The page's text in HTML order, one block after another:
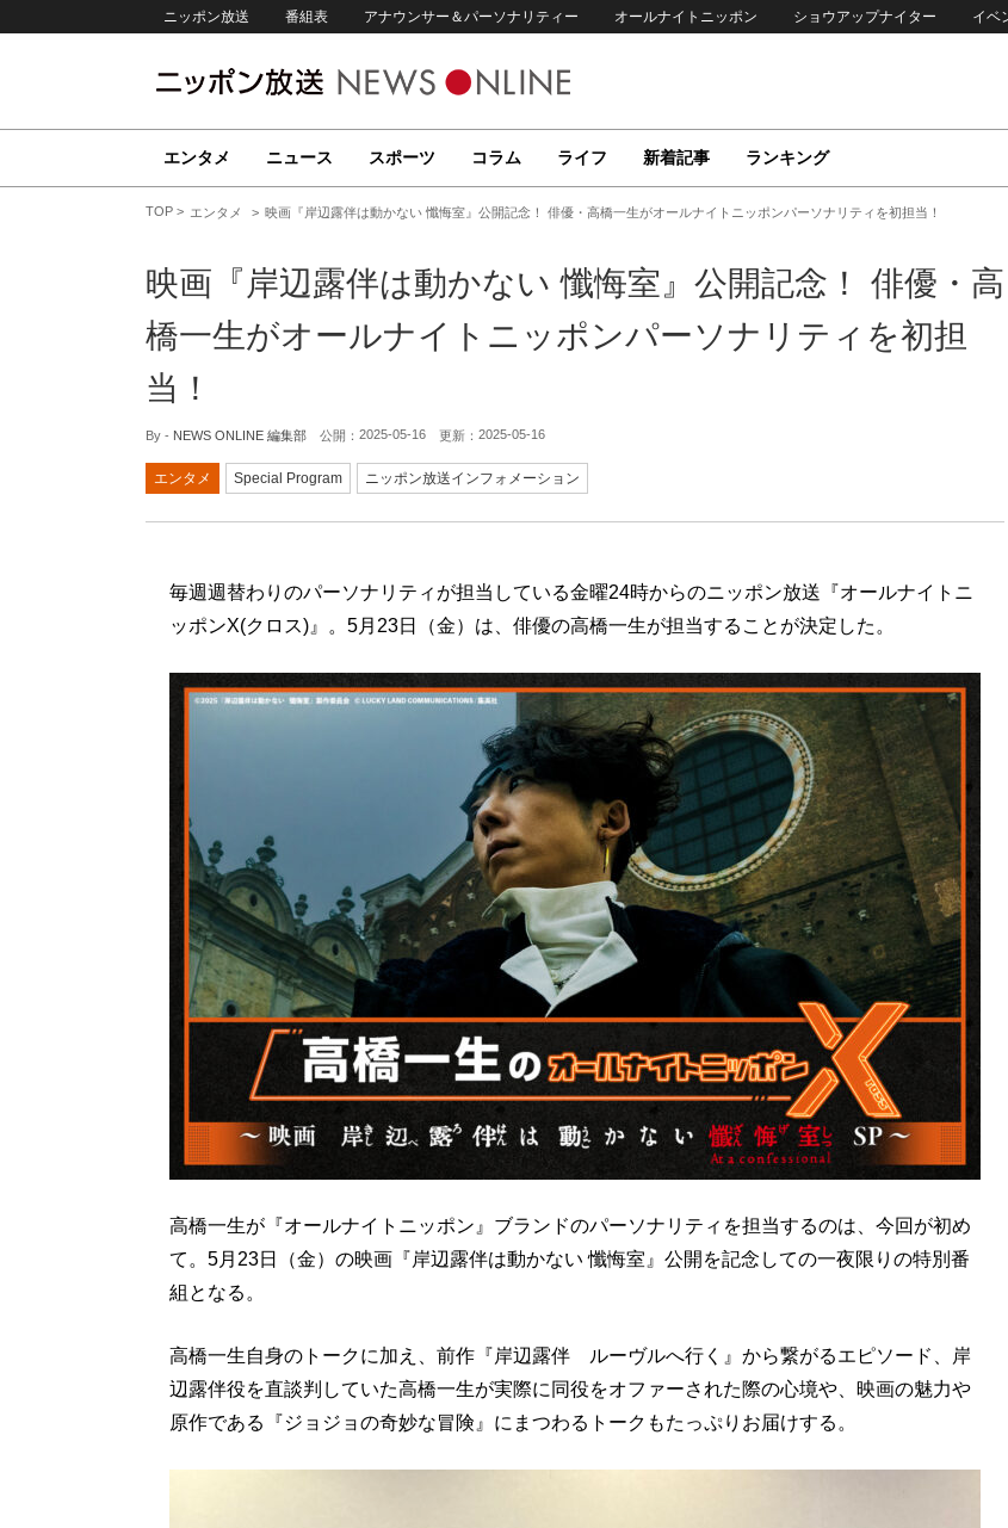
ニッポン放送 番組表 アナウンサー＆パーソナリティー オールナイトニッポン ショウアップナイター イベ
エンタメ ニュース スポーツ コラム ライフ 新着記事 ランキング
TOP エンタメ 映画『岸辺露伴は動かない 懺悔室』公開記念！ 俳優・高橋一生がオールナイトニッポンパーソナリティを初担当！
映画『岸辺露伴は動かない 懺悔室』公開記念！ 俳優・高
橋一生がオールナイトニッポンパーソナリティを初担
当！
By - NEWS ONLINE 編集部 公開： 2025-05-16 更新： 2025-05-16
エンタメ Special Program ニッポン放送インフォメーション
毎週週替わりのパーソナリティが担当している金曜24時からのニッポン放送『オールナイトニ
ッポンX(クロス)』。5月23日（金）は、俳優の高橋一生が担当することが決定した。
高橋一生が『オールナイトニッポン』ブランドのパーソナリティを担当するのは、今回が初め
て。5月23日（金）の映画『岸辺露伴は動かない 懺悔室』公開を記念しての一夜限りの特別番
組となる。
高橋一生自身のトークに加え、前作『岸辺露伴 ルーヴルへ行く』から繋がるエピソード、岸
辺露伴役を直談判していた高橋一生が実際に同役をオファーされた際の心境や、映画の魅力や
原作である『ジョジョの奇妙な冒険』にまつわるトークもたっぷりお届けする。